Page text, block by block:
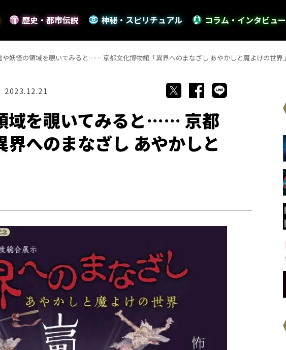
歴史・都市伝説 神秘・スピリチュアル コラム・インタビュー
や妖怪の領域を覗いてみると…… 京都文化博物館「異界へのまなざし あやかしと魔よけの世界」
2023.12.21
域を覗いてみると…… 京都
へのまなざし あやかしと